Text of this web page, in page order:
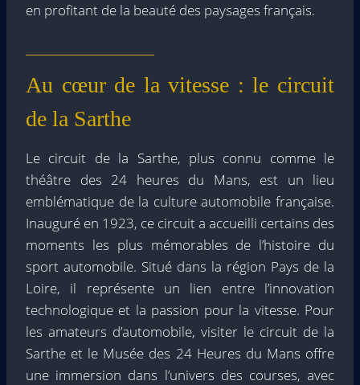
en profitant de la beauté des paysages français.
Au cœur de la vitesse : le circuit
de la Sarthe
Le circuit de la Sarthe, plus connu comme le
théâtre des 24 heures du Mans, est un lieu
emblématique de la culture automobile française.
Inauguré en 1923, ce circuit a accueilli certains des
moments les plus mémorables de l’histoire du
sport automobile. Situé dans la région Pays de la
Loire, il représente un lien entre l’innovation
technologique et la passion pour la vitesse. Pour
les amateurs d’automobile, visiter le circuit de la
Sarthe et le Musée des 24 Heures du Mans offre
une immersion dans l’univers des courses, avec